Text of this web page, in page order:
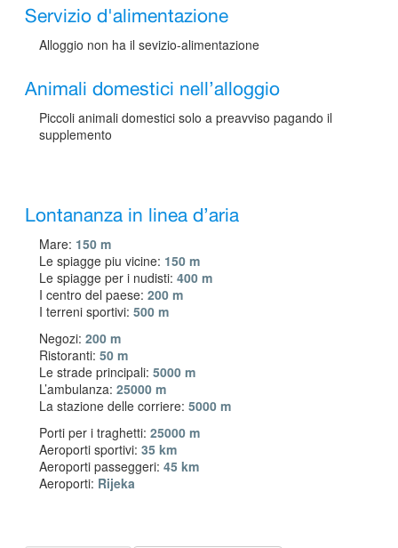
Servizio d'alimentazione
Alloggio non ha il sevizio-alimentazione
Animali domestici nell’alloggio
Piccoli animali domestici solo a preavviso pagando il
supplemento
Lontananza in linea d’aria
Mare: 150 m
Le spiagge piu vicine: 150 m
Le spiagge per i nudisti: 400 m
I centro del paese: 200 m
I terreni sportivi: 500 m
Negozi: 200 m
Ristoranti: 50 m
Le strade principali: 5000 m
L’ambulanza: 25000 m
La stazione delle corriere: 5000 m
Porti per i traghetti: 25000 m
Aeroporti sportivi: 35 km
Aeroporti passeggeri: 45 km
Aeroporti: Rijeka